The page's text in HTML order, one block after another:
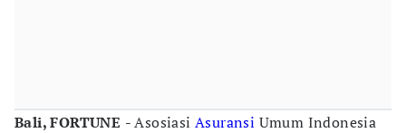
Bali, FORTUNE - AsosiasiAsuransi Umum Indonesia